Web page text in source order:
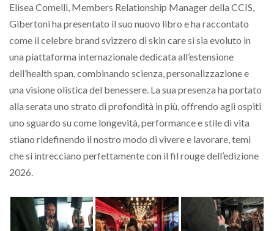
Elisea Comelli, Members Relationship Manager della CCIS,
Gibertoni ha presentato il suo nuovo libro e ha raccontato
come il celebre brand svizzero di skin care si sia evoluto in
una piattaforma internazionale dedicata all’estensione
dell’health span, combinando scienza, personalizzazione e
una visione olistica del benessere. La sua presenza ha portato
alla serata uno strato di profondità in più, offrendo agli ospiti
uno sguardo su come longevità, performance e stile di vita
stiano ridefinendo il nostro modo di vivere e lavorare, temi
che si intrecciano perfettamente con il fil rouge dell’edizione
2026.